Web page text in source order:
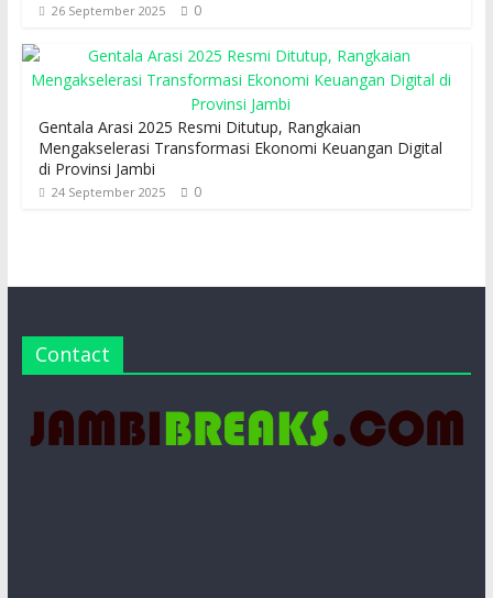
26 September 2025 0
Gentala Arasi 2025 Resmi Ditutup, Rangkaian
Mengakselerasi Transformasi Ekonomi Keuangan Digital
di Provinsi Jambi
24 September 2025 0
Contact